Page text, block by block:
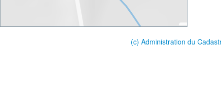
(c) Administration du